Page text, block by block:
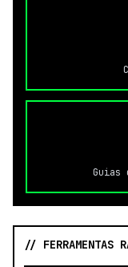
Guias
// FERRAMENTAS